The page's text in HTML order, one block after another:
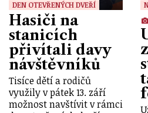
DEN OTEVŘENÝCH DVEŘÍ
Hasiči na
stanicích
přivítali davy
návštěvníků
Tisíce dětí a rodičů
využily v pátek 13. září
možnost navštívit v rámci